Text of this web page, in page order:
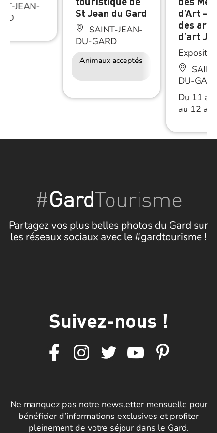
JEAN-
St Jean du Gard
SAINT-JEAN-
DU-GARD
Animaux acceptés
Accès Internet
d’Art –
des
d’art
DU-
Du 11
au 12
#GardTourisme
Partagez vos plus belles photos du Gard sur
les réseaux sociaux avec le #gardtourisme !
Suivez-nous !
Ne manquez pas notre newsletter mensuelle pour
bénéficier d’informations exclusives et profiter
pleinement de votre séjour dans le Gard.